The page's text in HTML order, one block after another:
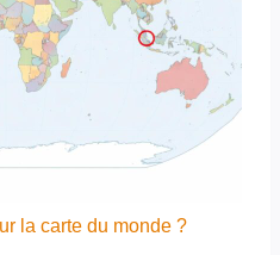
la carte du monde ?